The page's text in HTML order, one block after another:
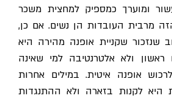
ומוערך כמספיק למחצית משכר
העובדות הן נשים. אם כן,
שקניית אופנה מהירה היא
ולא אלטרנטיבה למי שאינה
אופנה איטית. במילים אחרות
לקנות בזארה ולא ההתנגדות